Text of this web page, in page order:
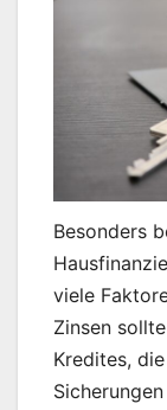
Besonders
viele
Zinsen
Kredites,